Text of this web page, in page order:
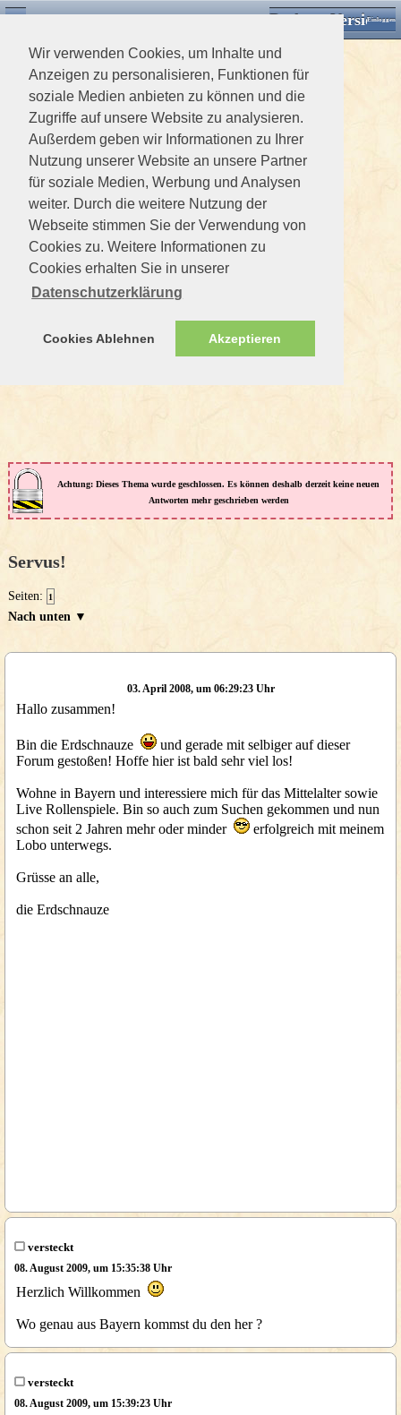
Wir verwenden Cookies, um Inhalte und
Anzeigen zu personalisieren, Funktionen für
soziale Medien anbieten zu können und die
Zugriffe auf unsere Website zu analysieren.
Außerdem geben wir Informationen zu Ihrer
Nutzung unserer Website an unsere Partner
für soziale Medien, Werbung und Analysen
weiter. Durch die weitere Nutzung der
Webseite stimmen Sie der Verwendung von
Cookies zu. Weitere Informationen zu
Cookies erhalten Sie in unserer
Datenschutzerklärung
Cookies Ablehnen Akzeptieren
Desktop VersionEinloggen
Achtung: Dieses Thema wurde geschlossen. Es können deshalb derzeit keine neuen
Antworten mehr geschrieben werden
Servus!
Seiten: 1
Nach unten ▼
03. April 2008, um 06:29:23 Uhr
Hallo zusammen!
Bin die Erdschnauze
und gerade mit selbiger auf dieser
Forum gestoßen! Hoffe hier ist bald sehr viel los!
Wohne in Bayern und interessiere mich für das Mittelalter sowie
Live Rollenspiele. Bin so auch zum Suchen gekommen und nun
schon seit 2 Jahren mehr oder minder
erfolgreich mit meinem
Lobo unterwegs.
Grüsse an alle,
die Erdschnauze
versteckt
08. August 2009, um 15:35:38 Uhr
Herzlich Willkommen
Wo genau aus Bayern kommst du den her ?
versteckt
08. August 2009, um 15:39:23 Uhr